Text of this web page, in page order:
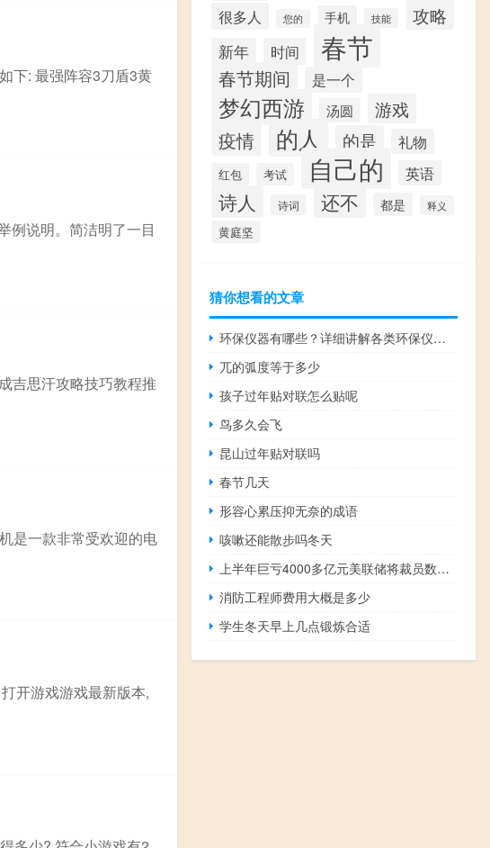
下: 最强阵容3刀盾3黄
例说明。简洁明了一目
吉思汗攻略技巧教程推
是一款非常受欢迎的电
开游戏游戏最新版本,
很多人 您的 手机 技能 攻略
新年 时间 春节
春节期间 是一个
梦幻西游 汤圆 游戏
疫情 的人 的是 礼物
红包 考试 自己的 英语
诗人 诗词 还不 都是 释义
黄庭坚
猜你想看的文章
环保仪器有哪些？详细讲解各类环保仪器的使用方法
兀的弧度等于多少
孩子过年贴对联怎么贴呢
鸟多久会飞
昆山过年贴对联吗
春节几天
形容心累压抑无奈的成语
咳嗽还能散步吗冬天
上半年巨亏4000多亿元美联储将裁员数百人
消防工程师费用大概是多少
学生冬天早上几点锻炼合适